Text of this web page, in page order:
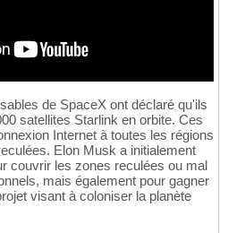
de SpaceX ont déclaré qu'ils
satellites Starlink en orbite. Ces
Internet à toutes les régions
Elon Musk a initialement
couvrir les zones reculées ou mal
mais également pour gagner
visant à coloniser la planète